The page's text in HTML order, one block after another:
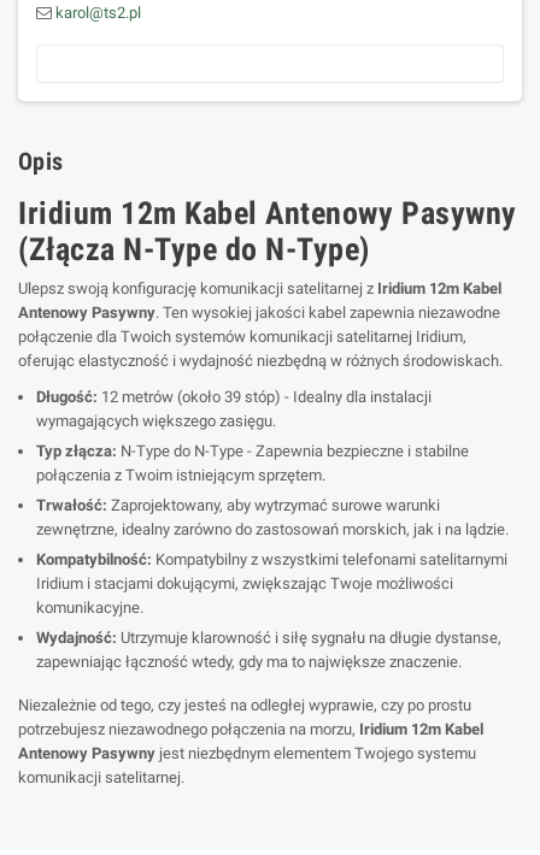
karol@ts2.pl
Opis
Iridium 12m Kabel Antenowy Pasywny
(Złącza N-Type do N-Type)
Ulepsz swoją konfigurację komunikacji satelitarnej z Iridium 12m Kabel
Antenowy Pasywny. Ten wysokiej jakości kabel zapewnia niezawodne
połączenie dla Twoich systemów komunikacji satelitarnej Iridium,
oferując elastyczność i wydajność niezbędną w różnych środowiskach.
Długość: 12 metrów (około 39 stóp) - Idealny dla instalacji
wymagających większego zasięgu.
Typ złącza: N-Type do N-Type - Zapewnia bezpieczne i stabilne
połączenia z Twoim istniejącym sprzętem.
Trwałość: Zaprojektowany, aby wytrzymać surowe warunki
zewnętrzne, idealny zarówno do zastosowań morskich, jak i na lądzie.
Kompatybilność: Kompatybilny z wszystkimi telefonami satelitarnymi
Iridium i stacjami dokującymi, zwiększając Twoje możliwości
komunikacyjne.
Wydajność: Utrzymuje klarowność i siłę sygnału na długie dystanse,
zapewniając łączność wtedy, gdy ma to największe znaczenie.
Niezależnie od tego, czy jesteś na odległej wyprawie, czy po prostu
potrzebujesz niezawodnego połączenia na morzu, Iridium 12m Kabel
Antenowy Pasywny jest niezbędnym elementem Twojego systemu
komunikacji satelitarnej.